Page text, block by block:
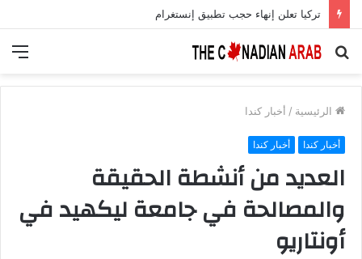
تركيا تعلن إنهاء حجب تطبيق إنستغرام
بحث
الرئيسية / أخبار كندا
أخبار كندا أخبار كندا
العديد من أنشطة الحقيقة
والمصالحة في جامعة ليكهيد في
أونتاريو